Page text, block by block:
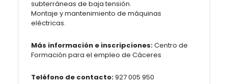
subterráneas de baja tensión.
Montaje y mantenimiento de máquinas
eléctricas.
Más información e inscripciones:Centro de
Formación para el empleo de Cáceres
Teléfono de contacto:927 005 950